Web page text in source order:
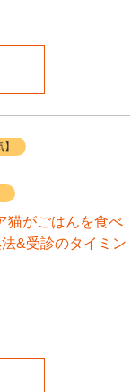
猫がごはんを食べ
&受診のタイミン